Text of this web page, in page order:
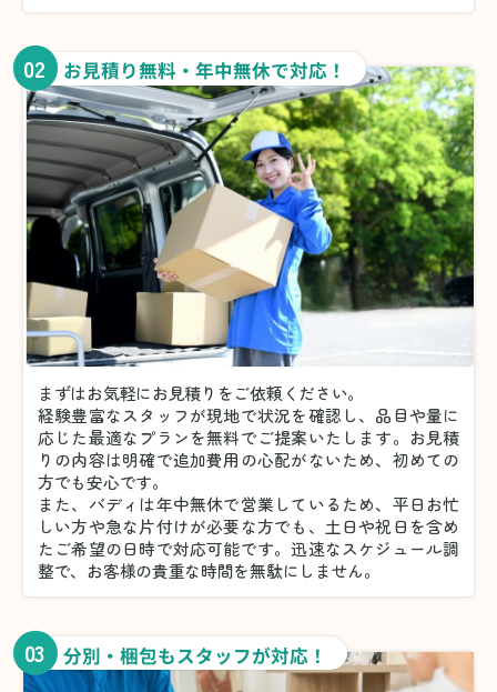
02 お見積り無料・年中無休で対応！
まずはお気軽にお見積りをご依頼ください。
経験豊富なスタッフが現地で状況を確認し、品目や量に
応じた最適なプランを無料でご提案いたします。お見積
りの内容は明確で追加費用の心配がないため、初めての
方でも安心です。
また、バディは年中無休で営業しているため、平日お忙
しい方や急な片付けが必要な方でも、土日や祝日を含め
たご希望の日時で対応可能です。迅速なスケジュール調
整で、お客様の貴重な時間を無駄にしません。
03 分別・梱包もスタッフが対応！